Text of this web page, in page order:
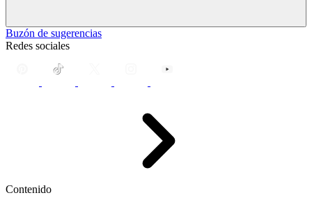
Buzón de sugerencias
Redes sociales
Contenido